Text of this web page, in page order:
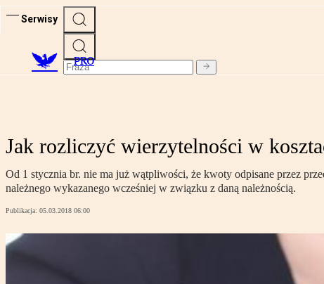
Serwisy
PRO
Jak rozliczyć wierzytelności w
Od 1 stycznia br. nie ma już wątpliwości, że kwoty odpisane przez
należnego wykazanego wcześniej w związku z daną należnością.
Publikacja: 05.03.2018 06:00